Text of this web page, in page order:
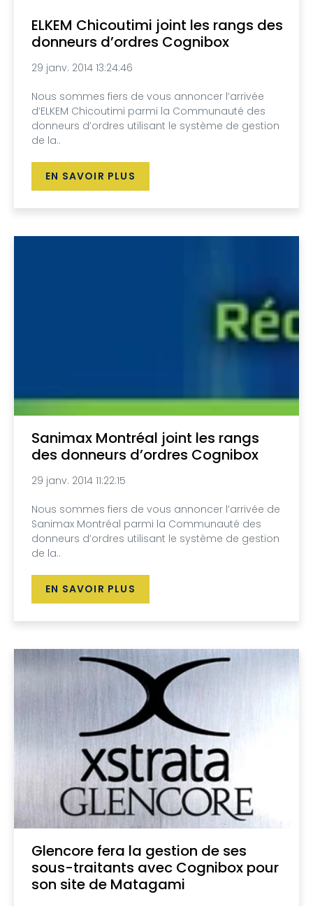
ELKEM Chicoutimi joint les rangs des
donneurs d’ordres Cognibox
29 janv. 2014 13:24:46
Nous sommes fiers de vous annoncer l’arrivée
d’ELKEM Chicoutimi parmi la Communauté des
donneurs d’ordres utilisant le système de gestion
de la..
EN SAVOIR PLUS
Sanimax Montréal joint les rangs
des donneurs d’ordres Cognibox
29 janv. 2014 11:22:15
Nous sommes fiers de vous annoncer l’arrivée de
Sanimax Montréal parmi la Communauté des
donneurs d’ordres utilisant le système de gestion
de la..
EN SAVOIR PLUS
Glencore fera la gestion de ses
sous-traitants avec Cognibox pour
son site de Matagami